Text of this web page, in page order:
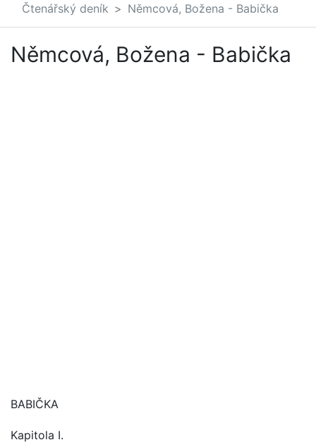
Čtenářský deník Němcová, Božena - Babička
Němcová, Božena - Babička
BABIČKA
Kapitola I.